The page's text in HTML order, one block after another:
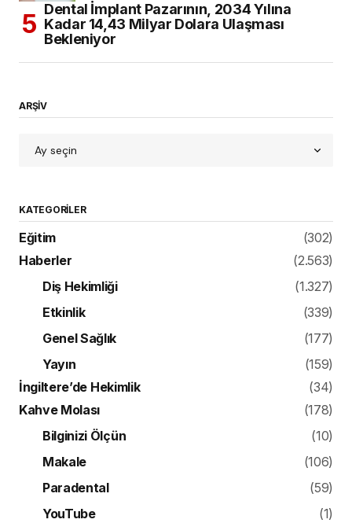
Dental İmplant Pazarının, 2034 Yılına
Kadar 14,43 Milyar Dolara Ulaşması
Bekleniyor
ARŞİV
KATEGORILER
Eğitim
(302)
Haberler
(2.563)
Diş Hekimliği
(1.327)
Etkinlik
(339)
Genel Sağlık
(177)
Yayın
(159)
İngiltere’de Hekimlik
(34)
Kahve Molası
(178)
Bilginizi Ölçün
(10)
Makale
(106)
Paradental
(59)
YouTube
(1)